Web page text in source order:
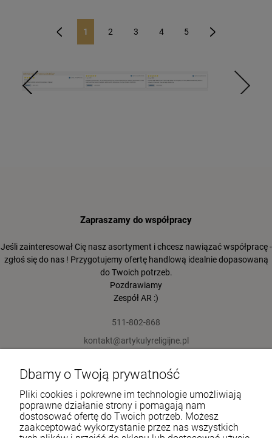
1 2 3 4 5
Zapraszamy do współpracy
Jeśli zainteresował Cię nasz asortyment i chcesz nawiązać współpracę -
zgłoś się do nas ! Przygotujemy ofertę handlową idealnie dopasowaną
do Twoich potrzeb.
Pozdrawiamy
Zespół AR :)
511-802-868
kontakt@artykulyreligijne.pl
Pomoc
Moje konto
Płatności i dostawa
Dbamy o Twoją prywatność
Pliki cookies i pokrewne im technologie umożliwiają
poprawne działanie strony i pomagają nam
dostosować ofertę do Twoich potrzeb. Możesz
zaakceptować wykorzystanie przez nas wszystkich